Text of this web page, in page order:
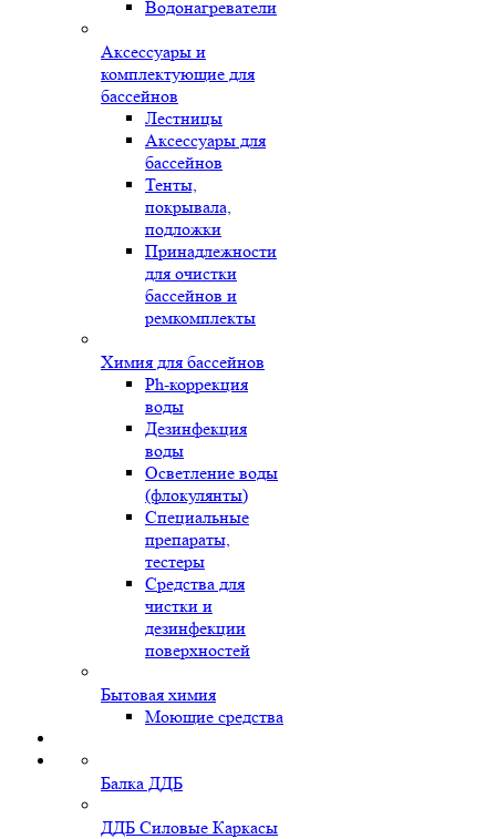
Водонагреватели
Аксессуары и
комплектующие для
бассейнов
Лестницы
Аксессуары для
бассейнов
Тенты,
покрывала,
подложки
Принадлежности
для очистки
бассейнов и
ремкомплекты
Химия для бассейнов
Ph-коррекция
воды
Дезинфекция
воды
Осветление воды
(флокулянты)
Специальные
препараты,
тестеры
Средства для
чистки и
дезинфекции
поверхностей
Бытовая химия
Моющие средства
Балка ДДБ
ДДБ Силовые Каркасы